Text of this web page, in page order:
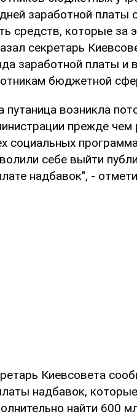
заработной платы
средств, которые за
секретарь
заработной платы и
бюджетной
путаница возникла
прежде чем
социальных
себе выйти
надбавок", -
Киевсовета
надбавок,
найти 600